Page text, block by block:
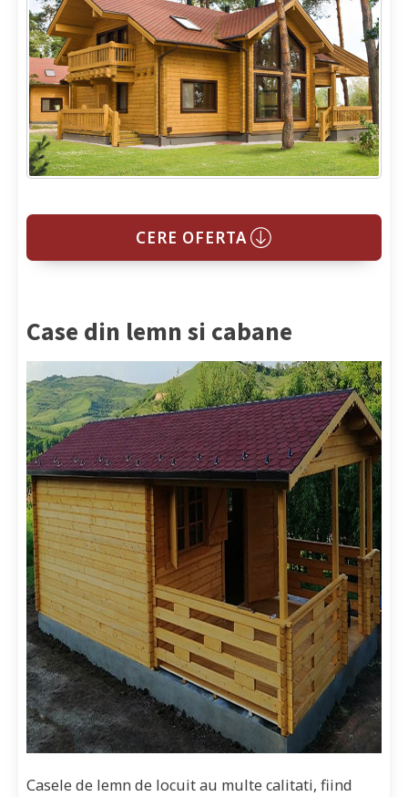
CERE OFERTA
Case din lemn si cabane
Casele de lemn de locuit au multe calitati, fiind